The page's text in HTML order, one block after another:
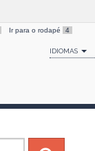
Ir para o rodapé 4
IDIOMAS